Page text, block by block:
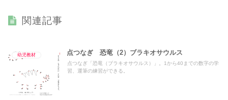
関連記事
幼児教材 点つなぎ 恐竜（2）ブラキオサウルス
点つなぎ「恐竜（ブラキオサウルス）」。1から40までの数字の学
習、運筆の練習ができる。